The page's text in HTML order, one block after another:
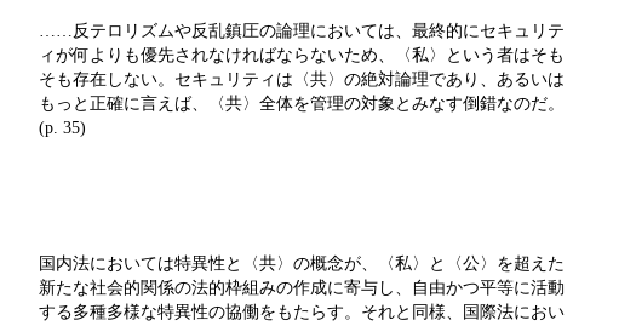
……反テロリズムや反乱鎮圧の論理においては、最終的にセキュリテ
ィが何よりも優先されなければならないため、〈私〉という者はそも
そも存在しない。セキュリティは〈共〉の絶対論理であり、あるいは
もっと正確に言えば、〈共〉全体を管理の対象とみなす倒錯なのだ。
(p. 35)
国内法においては特異性と〈共〉の概念が、〈私〉と〈公〉を超えた
新たな社会的関係の法的枠組みの作成に寄与し、自由かつ平等に活動
する多種多様な特異性の協働をもたらす。それと同様、国際法におい